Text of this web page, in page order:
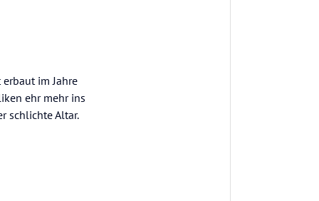
im Jahre
ehr mehr ins
schlichte Altar.